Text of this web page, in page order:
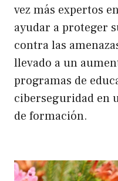
vez más expertos
ayudar a proteger
contra las
llevado a un
programas de
ciberseguridad en
de formación.